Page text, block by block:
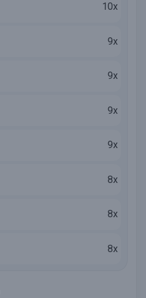
10x
9x
9x
9x
9x
8x
8x
8x